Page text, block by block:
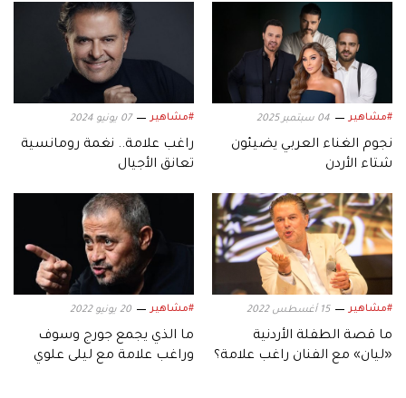
#مشاهير 04 سبتمبر 2025
نجوم الغناء العربي يضيئون
شتاء الأردن
#مشاهير 07 يونيو 2024
راغب علامة.. نغمة رومانسية
تعانق الأجيال
#مشاهير 15 أغسطس 2022
ما قصة الطفلة الأردنية
«ليان» مع الفنان راغب علامة؟
#مشاهير 20 يونيو 2022
ما الذي يجمع جورج وسوف
وراغب علامة مع ليلى علوي